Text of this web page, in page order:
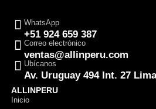
WhatsApp
+51 924 659 387
Correo electrónico
ventas@allinperu.com
Ubícanos
Av. Uruguay 494 Int. 27
ALLINPERU
Inicio